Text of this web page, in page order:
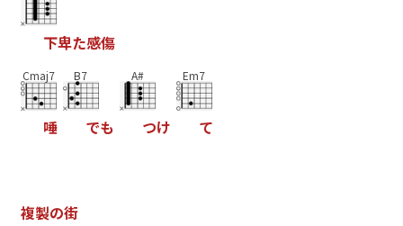
下卑た感傷
Cmaj7
唾
B7
でも
A#
つけ
Em7
て
複製の街